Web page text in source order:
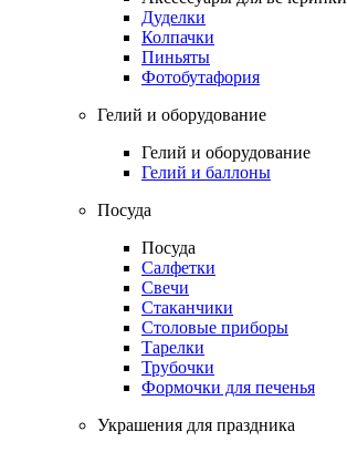
Дуделки
Колпачки
Пиньяты
Фотобутафория
Гелий и оборудование
Гелий и оборудование
Гелий и баллоны
Посуда
Посуда
Салфетки
Свечи
Стаканчики
Столовые приборы
Тарелки
Трубочки
Формочки для печенья
Украшения для праздника